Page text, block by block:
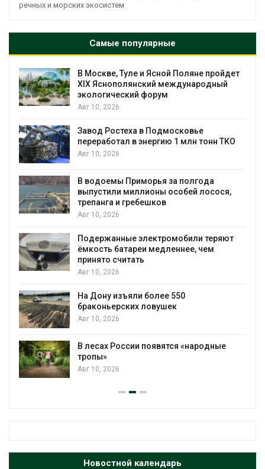
речных и морских экосистем
Самые популярные
В Москве, Туле и Ясной Поляне пройдет
XIX Яснополянский международный
экологический форум
Авг 10, 2026
Завод Ростеха в Подмосковье
переработал в энергию 1 млн тонн ТКО
Авг 10, 2026
В водоемы Приморья за полгода
выпустили миллионы особей лосося,
трепанга и гребешков
Авг 10, 2026
Подержанные электромобили теряют
ёмкость батареи медленнее, чем
принято считать
Авг 10, 2026
На Дону изъяли более 550
браконьерских ловушек
Авг 10, 2026
В лесах России появятся «народные
тропы»
Авг 10, 2026
Новостной календарь